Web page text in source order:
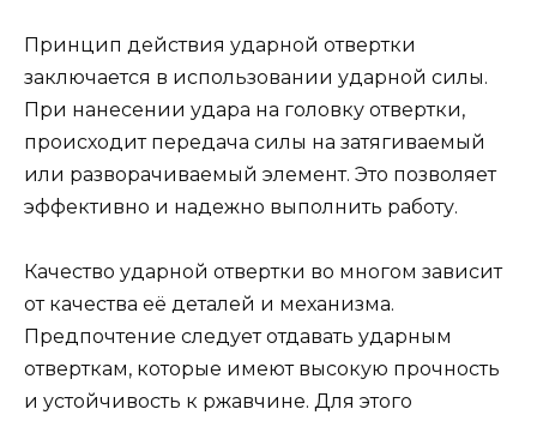
Принцип действия ударной отвертки
заключается в использовании ударной силы.
При нанесении удара на головку отвертки,
происходит передача силы на затягиваемый
или разворачиваемый элемент. Это позволяет
эффективно и надежно выполнить работу.
Качество ударной отвертки во многом зависит
от качества её деталей и механизма.
Предпочтение следует отдавать ударным
отверткам, которые имеют высокую прочность
и устойчивость к ржавчине. Для этого